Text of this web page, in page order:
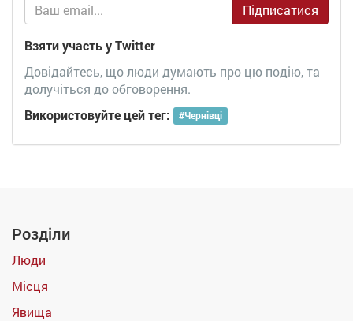
Підписатися
Взяти участь у Twitter
Довідайтесь, що люди думають про цю подію, та
долучіться до обговорення.
Використовуйте цей тег:
#Чернівці
Розділи
Люди
Місця
Явища